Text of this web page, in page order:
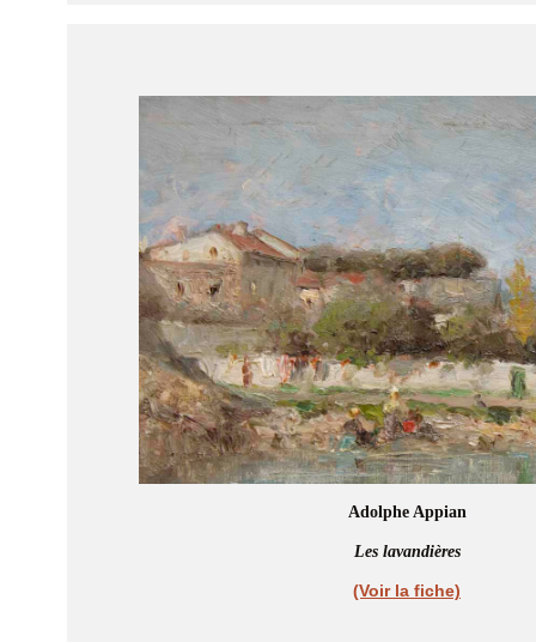
Adolphe Appian
Les lavandières
(Voir la fiche)